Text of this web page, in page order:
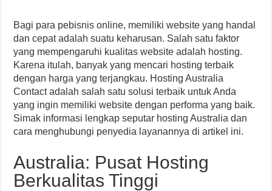
Bagi para pebisnis online, memiliki website yang handal
dan cepat adalah suatu keharusan. Salah satu faktor
yang mempengaruhi kualitas website adalah hosting.
Karena itulah, banyak yang mencari hosting terbaik
dengan harga yang terjangkau. Hosting Australia
Contact adalah salah satu solusi terbaik untuk Anda
yang ingin memiliki website dengan performa yang baik.
Simak informasi lengkap seputar hosting Australia dan
cara menghubungi penyedia layanannya di artikel ini.
Australia: Pusat Hosting
Berkualitas Tinggi